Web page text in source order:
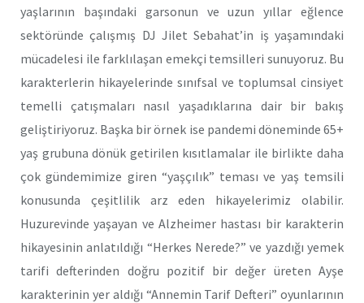
yaşlarının başındaki garsonun ve uzun yıllar eğlence
sektöründe çalışmış DJ Jilet Sebahat’in iş yaşamındaki
mücadelesi ile farklılaşan emekçi temsilleri sunuyoruz. Bu
karakterlerin hikayelerinde sınıfsal ve toplumsal cinsiyet
temelli çatışmaları nasıl yaşadıklarına dair bir bakış
geliştiriyoruz. Başka bir örnek ise pandemi döneminde 65+
yaş grubuna dönük getirilen kısıtlamalar ile birlikte daha
çok gündemimize giren “yaşçılık” teması ve yaş temsili
konusunda çeşitlilik arz eden hikayelerimiz olabilir.
Huzurevinde yaşayan ve Alzheimer hastası bir karakterin
hikayesinin anlatıldığı “Herkes Nerede?” ve yazdığı yemek
tarifi defterinden doğru pozitif bir değer üreten Ayşe
karakterinin yer aldığı “Annemin Tarif Defteri” oyunlarının